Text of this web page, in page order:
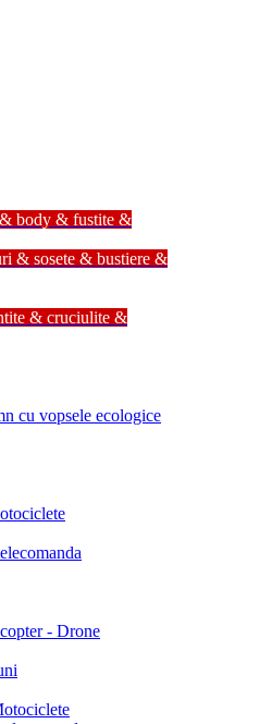
body & fustite &
& sosete & bustiere &
& cruciulite &
cu vopsele ecologice
- Drone